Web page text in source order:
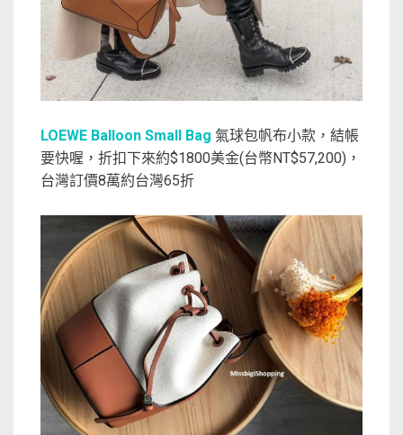
LOEWE Balloon Small Bag 氣球包帆布小款，結帳
要快喔，折扣下來約$1800美金(台幣NT$57,200)，
台灣訂價8萬約台灣65折